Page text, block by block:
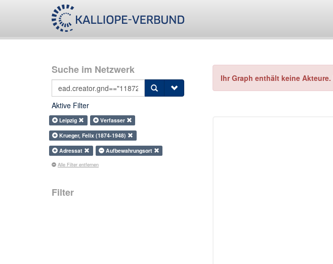
Suche im Netzwerk
Aktive Filter
Leipzig
Verfasser
Krueger, Felix (1874-1948)
Adressat
Aufbewahrungsort
Alle Filter entfernen
Filter
Ihr Graph enthält keine Akteure.